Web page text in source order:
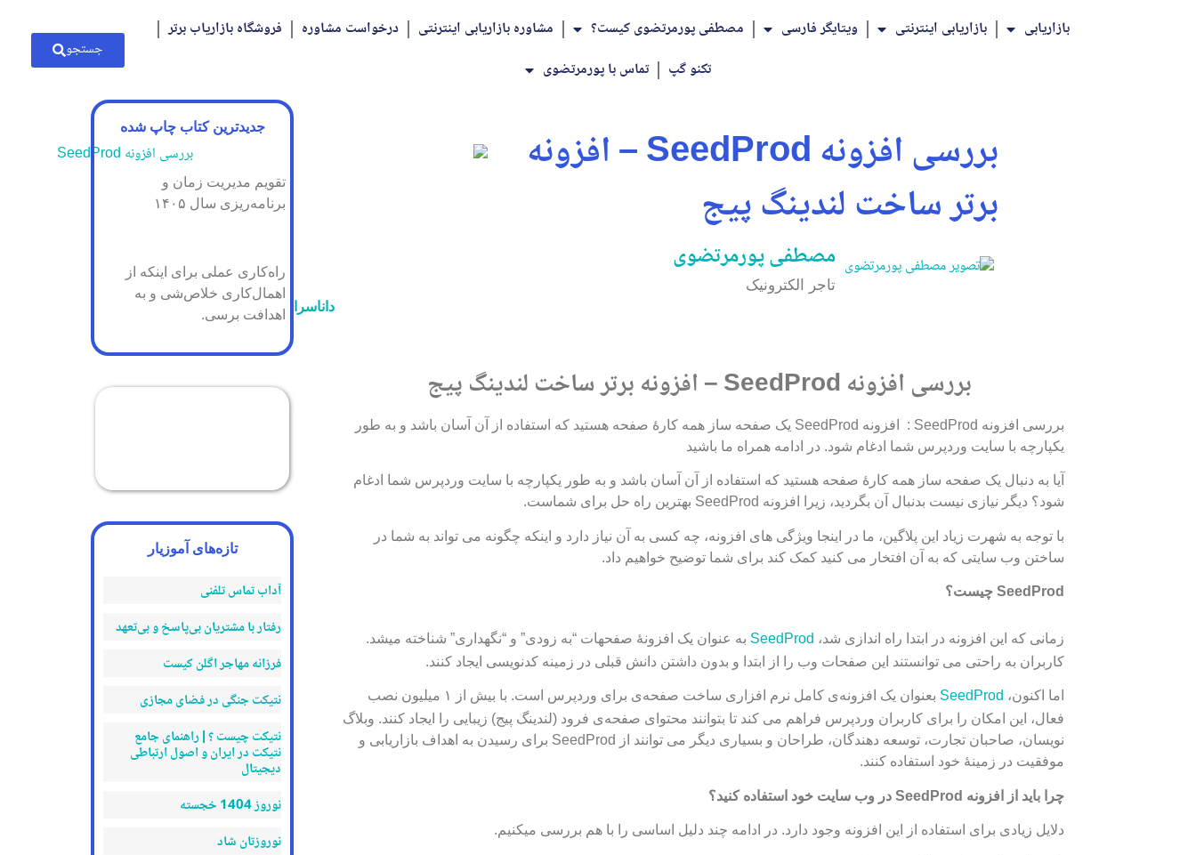
بازاریابی بازاریابی اینترنتی ویتایگر فارسی مصطفی پورمرتضوی کیست؟ مشاوره بازاریابی اینترنتی درخواست مشاوره
فروشگاه بازاریاب برتر
تکنو گپ
تماس با پورمرتضوی
جستجو
بررسی افزونه SeedProd – افزونه
برتر ساخت لندینگ پیج
مصطفی پورمرتضوی
تاجر الکترونیک
داناسرا
بررسی افزونه SeedProd – افزونه برتر ساخت لندینگ پیج
بررسی افزونه SeedProd : افزونه SeedProd یک صفحه ساز همه کارۀ صفحه هستید که استفاده از آن آسان باشد و به طور
یکپارچه با سایت وردپرس شما ادغام شود. در ادامه همراه ما باشید
آیا به دنبال یک صفحه ساز همه کارۀ صفحه هستید که استفاده از آن آسان باشد و به طور یکپارچه با سایت وردپرس شما ادغام
شود؟ دیگر نیازی نیست بدنبال آن بگردید، زیرا افزونه SeedProd بهترین راه حل برای شماست.
با توجه به شهرت زیاد این پلاگین، ما در اینجا ویژگی های افزونه، چه کسی به آن نیاز دارد و اینکه چگونه می تواند به شما در
ساختن وب سایتی که به آن افتخار می کنید کمک کند برای شما توضیح خواهیم داد.
SeedProdچیست؟
زمانی که این افزونه در ابتدا راه اندازی شد، SeedProd به عنوان یک افزونۀ صفحهات “به زودی” و “نگهداری” شناخته میشد.
کاربران به راحتی می توانستند این صفحات وب را از ابتدا و بدون داشتن دانش قبلی در زمینه کدنویسی ایجاد کنند.
اما اکنون، SeedProd
بعنوان یک افزونه‌ی کامل نرم افزاری ساخت صفحه‌ی برای وردپرس است. با بیش از ۱ میلیون نصب
فعال، این امکان را برای کاربران وردپرس فراهم می کند تا بتوانند محتوای صفحه‌ی فرود (لندینگ پیج) زیبایی را ایجاد کنند. وبلاگ
نویسان، صاحبان تجارت، توسعه دهندگان، طراحان و بسیاری دیگر می توانند از SeedProd برای رسیدن به اهداف بازاریابی و
موفقیت در زمینۀ خود استفاده کنند.
چرا باید از افزونه SeedProdدر وب سایت خود استفاده کنید؟
دلایل زیادی برای استفاده از این افزونه وجود دارد. در ادامه چند دلیل اساسی را با هم بررسی میکنیم.
جدیدترین کتاب چاپ شده
تقویم مدیریت زمان و
برنامه‌ریزی سال ۱۴۰۵
راه‌کاری عملی برای اینکه از
اهمال‌کاری خلاص‌شی و به
اهدافت برسی.
تازه‌های آموزیار
آداب تماس تلفنی
رفتار با مشتریان بی‌پاسخ و بی‌تعهد
فرزانه مهاجر اگلن کیست
نتیکت جنگی در فضای مجازی
نتیکت چیست ؟ | راهنمای جامع
نتیکت در ایران و اصول ارتباطی
دیجیتال
نوروز 1404 خجسته
نوروزتان شاد